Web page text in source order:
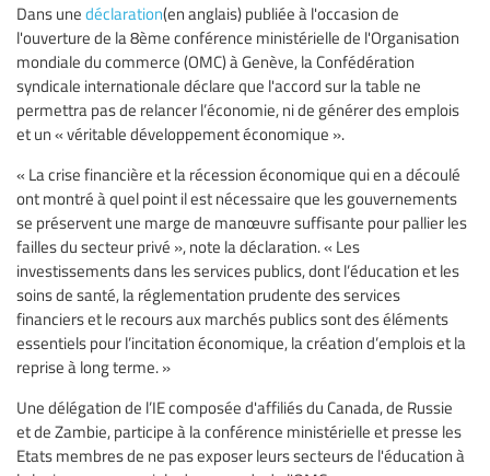
Dans une déclaration(en anglais) publiée à l'occasion de
l'ouverture de la 8ème conférence ministérielle de l'Organisation
mondiale du commerce (OMC) à Genève, la Confédération
syndicale internationale déclare que l'accord sur la table ne
permettra pas de relancer l’économie, ni de générer des emplois
et un « véritable développement économique ».
« La crise financière et la récession économique qui en a découlé
ont montré à quel point il est nécessaire que les gouvernements
se préservent une marge de manœuvre suffisante pour pallier les
failles du secteur privé », note la déclaration. « Les
investissements dans les services publics, dont l’éducation et les
soins de santé, la réglementation prudente des services
financiers et le recours aux marchés publics sont des éléments
essentiels pour l’incitation économique, la création d’emplois et la
reprise à long terme. »
Une délégation de l’IE composée d'affiliés du Canada, de Russie
et de Zambie, participe à la conférence ministérielle et presse les
Etats membres de ne pas exposer leurs secteurs de l'éducation à